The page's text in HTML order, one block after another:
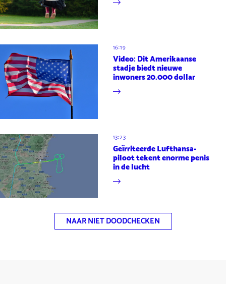
16:19
Video: Dit Amerikaanse
stadje biedt nieuwe
inwoners 20.000 dollar
13:23
Geïrriteerde Lufthansa-
piloot tekent enorme penis
in de lucht
NAAR NIET DOODCHECKEN